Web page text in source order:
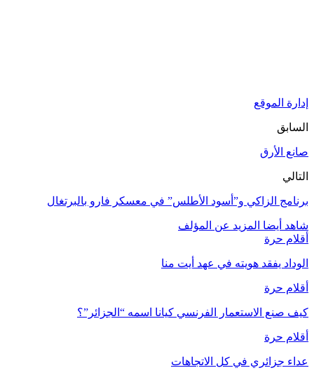
إدارة الموقع
السابق
صانع الأرق
التالي
برنامج الزاكي و”أسود الأطلس” في معسكر فارو بالبرتغال
شاهد أيضا المزيد عن المؤلف
أقلام حرة
الوداد يفقد هويته في عهد أيت منا
أقلام حرة
كيف صنع الاستعمار الفرنسي كيانا اسمه “الجزائر”؟
أقلام حرة
عداء جزائري في كل الاتجاهات